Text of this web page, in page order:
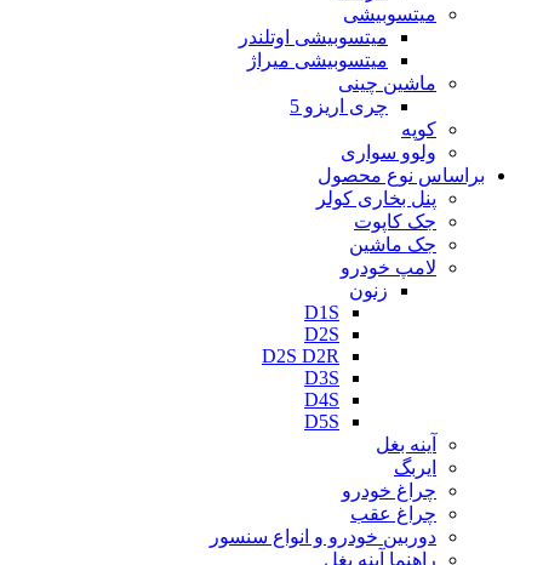
میتسوبیشی
میتسوبیشی اوتلندر
میتسوبیشی میراژ
ماشین چینی
چری اریزو 5
کوپه
ولوو سواری
براساس نوع محصول
پنل بخاری کولر
جک کاپوت
جک ماشین
لامپ خودرو
زنون
D1S
D2S
D2S D2R
D3S
D4S
D5S
آینه بغل
ایربگ
چراغ خودرو
چراغ عقب
دوربین خودرو و انواع سنسور
راهنما آینه بغل